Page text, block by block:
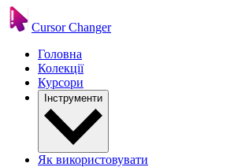
Cursor Changer
Головна
Колекції
Курсори
Інструменти
Як використовувати